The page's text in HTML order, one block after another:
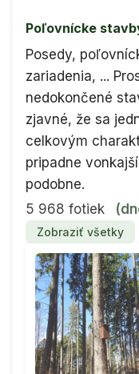
Poľovnícke
Posedy,
zariadenia, ...
nedokončené
zjavné, že sa
celkovým
pripadne
podobne.
5 968 fotiek
Zobraziť všetky